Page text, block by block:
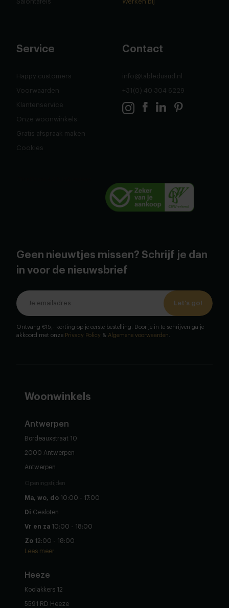
Salontafels Werken bij
Service
Happy customers
Voorwaarden
Klantenservice
Onze woonwinkels
Gratis afspraak maken
Cookies
Contact
info@tabledusud.nl
+31(0) 40 304 6229
Geen nieuwtjes missen? Schrijf je dan
in voor de nieuwsbrief
Let's go!
Ontvang €15,- korting op je eerste bestelling. Door je in te schrijven ga je
akkoord met onze Privacy Policy & Algemene voorwaarden.
Woonwinkels
Antwerpen
Bordeauxstraat 10
2000 Antwerpen
Antwerpen
Openingstijden
Ma, wo, do 10:00 - 17:00
Di Gesloten
Vr en za 10:00 - 18:00
Zo 12:00 - 18:00
Lees meer
Heeze
Koolakkers 12
5591 RD Heeze